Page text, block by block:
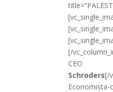
[/
CEO
Schroders[/
Economista-